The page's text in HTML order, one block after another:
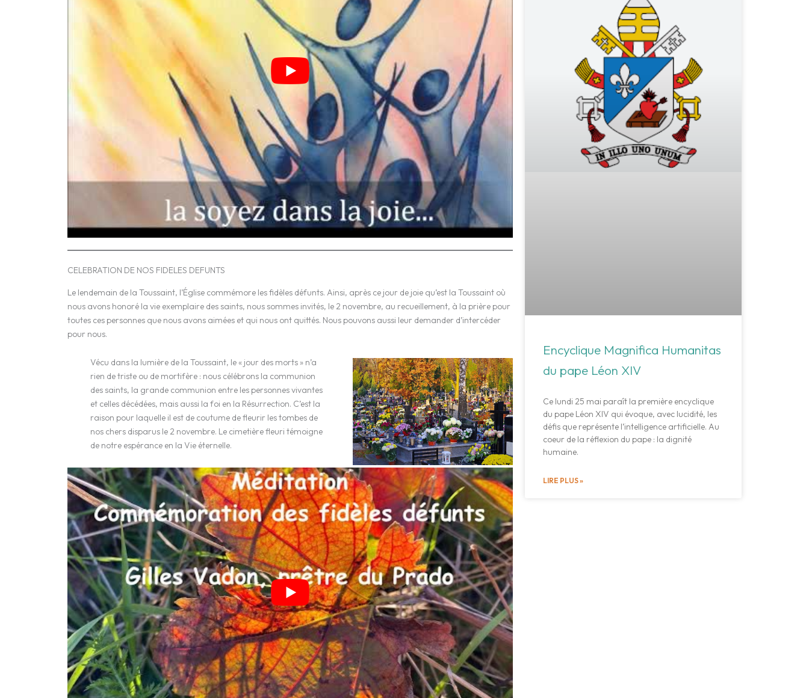
Encyclique Magnifica Humanitas
du pape Léon XIV
Ce lundi 25 mai paraît la première encyclique
du pape Léon XIV qui évoque, avec lucidité, les
défis que représente l’intelligence artificielle. Au
coeur de la réflexion du pape : la dignité
humaine.
LIRE PLUS »
CELEBRATION DE NOS FIDELES DEFUNTS
Le lendemain de la Toussaint, l’Église commémore les fidèles défunts. Ainsi, après ce jour de joie qu’est la Toussaint où
nous avons honoré la vie exemplaire des saints, nous sommes invités, le 2 novembre, au recueillement, à la prière pour
toutes ces personnes que nous avons aimées et qui nous ont quittés. Nous pouvons aussi leur demander d’intercéder
pour nous.
Vécu dans la lumière de la Toussaint, le « jour des morts » n’a
rien de triste ou de mortifère : nous célébrons la communion
des saints, la grande communion entre les personnes vivantes
et celles décédées, mais aussi la foi en la Résurrection. C’est la
raison pour laquelle il est de coutume de fleurir les tombes de
nos chers disparus le 2 novembre. Le cimetière fleuri témoigne
de notre espérance en la Vie éternelle.